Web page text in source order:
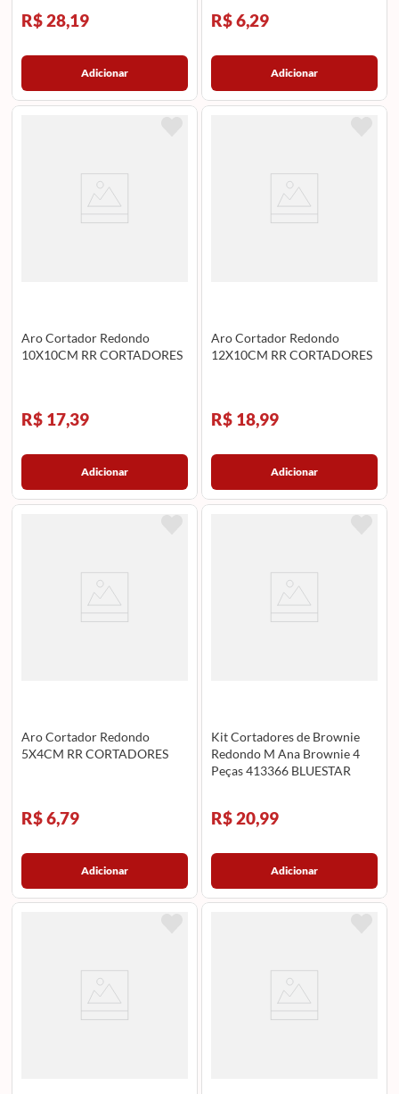
R$ 28,19
Adicionar
R$ 6,29
Adicionar
Aro Cortador Redondo
10X10CM RR CORTADORES
R$ 17,39
Adicionar
Aro Cortador Redondo
12X10CM RR CORTADORES
R$ 18,99
Adicionar
Aro Cortador Redondo
5X4CM RR CORTADORES
R$ 6,79
Adicionar
Kit Cortadores de Brownie
Redondo M Ana Brownie 4
Peças 413366 BLUESTAR
R$ 20,99
Adicionar